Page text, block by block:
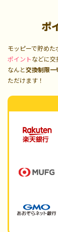
ポ
モッピーで貯めた
ポイントなどに交
なんと交換制限一
ただけます！